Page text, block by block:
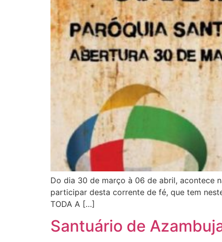
Do dia 30 de março à 06 de abril, acontece
participar desta corrente de fé, que tem
TODA A […]
Santuário de